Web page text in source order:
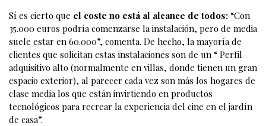
Sí es cierto que el coste no está al alcance de todos: “Con
35.000 euros podría comenzarse la instalación, pero de media
suele estar en 60.000”, comenta. De hecho, la mayoría de
clientes que solicitan estas instalaciones son de un “ Perfil
adquisitivo alto (normalmente en villas, donde tienen un gran
espacio exterior), al parecer cada vez son más los hogares de
clase media los que están invirtiendo en productos
tecnológicos para recrear la experiencia del cine en el jardín
de casa”.